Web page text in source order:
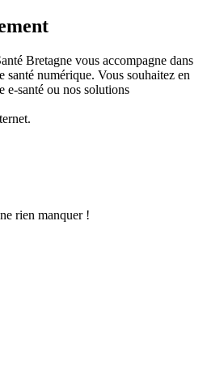
Bretagne vous accompagne dans
santé numérique. Vous souhaitez en
e-santé ou nos solutions
rien manquer !